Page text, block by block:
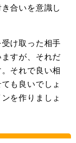
合いを意識し
け取った相手
すが、それだ
それで良い相
も良いでしょ
を作りましょ